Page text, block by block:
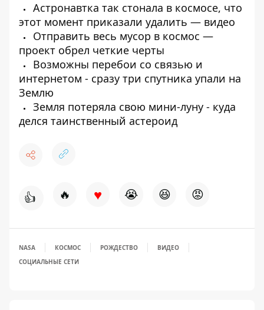
Астронавтка так стонала в космосе, что
этот момент приказали удалить — видео
Отправить весь мусор в космос —
проект обрел четкие черты
Возможны перебои со связью и
интернетом - сразу три спутника упали на
Землю
Земля потеряла свою мини-луну - куда
делся таинственный астероид
👍 🔥 ♥ 😭 😆 😡
NASA КОСМОС РОЖДЕСТВО
ВИДЕО
СОЦИАЛЬНЫЕ СЕТИ